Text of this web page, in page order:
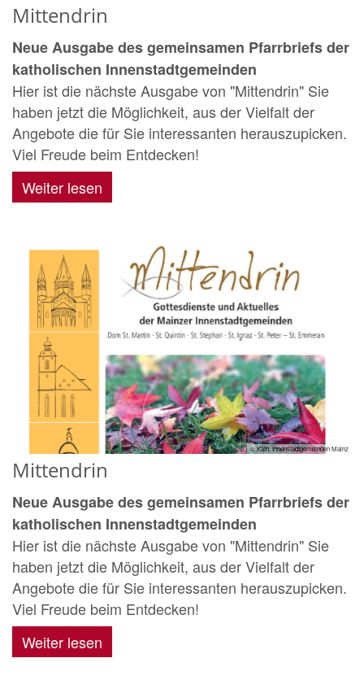
Mittendrin
Neue Ausgabe des gemeinsamen Pfarrbriefs der
katholischen Innenstadtgemeinden
Hier ist die nächste Ausgabe von "Mittendrin" Sie
haben jetzt die Möglichkeit, aus der Vielfalt der
Angebote die für Sie interessanten herauszupicken.
Viel Freude beim Entdecken!
Weiter lesen
© Kath. Innenstadtgemeinden Mainz
Mittendrin
Neue Ausgabe des gemeinsamen Pfarrbriefs der
katholischen Innenstadtgemeinden
Hier ist die nächste Ausgabe von "Mittendrin" Sie
haben jetzt die Möglichkeit, aus der Vielfalt der
Angebote die für Sie interessanten herauszupicken.
Viel Freude beim Entdecken!
Weiter lesen